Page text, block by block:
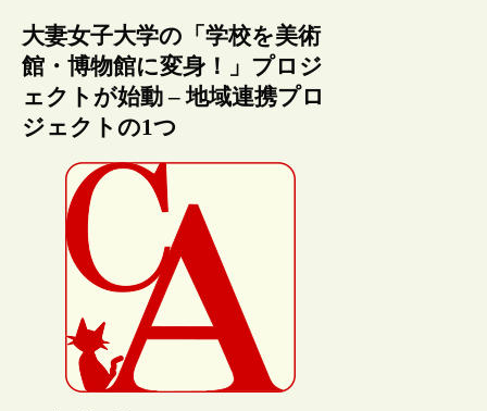
大妻女子大学の「学校を美術
館・博物館に変身！」プロジ
ェクトが始動 – 地域連携プロ
ジェクトの1つ